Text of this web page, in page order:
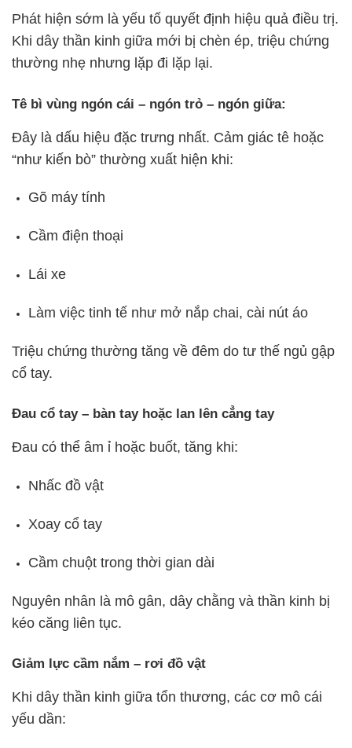
Phát hiện sớm là yếu tố quyết định hiệu quả điều trị.
Khi dây thần kinh giữa mới bị chèn ép, triệu chứng
thường nhẹ nhưng lặp đi lặp lại.
Tê bì vùng ngón cái – ngón trỏ – ngón giữa:
Đây là dấu hiệu đặc trưng nhất. Cảm giác tê hoặc
“như kiến bò” thường xuất hiện khi:
Gõ máy tính
Cầm điện thoại
Lái xe
Làm việc tinh tế như mở nắp chai, cài nút áo
Triệu chứng thường tăng về đêm do tư thế ngủ gập
cổ tay.
Đau cổ tay – bàn tay hoặc lan lên cẳng tay
Đau có thể âm ỉ hoặc buốt, tăng khi:
Nhấc đồ vật
Xoay cổ tay
Cầm chuột trong thời gian dài
Nguyên nhân là mô gân, dây chằng và thần kinh bị
kéo căng liên tục.
Giảm lực cầm nắm – rơi đồ vật
Khi dây thần kinh giữa tổn thương, các cơ mô cái
yếu dần: